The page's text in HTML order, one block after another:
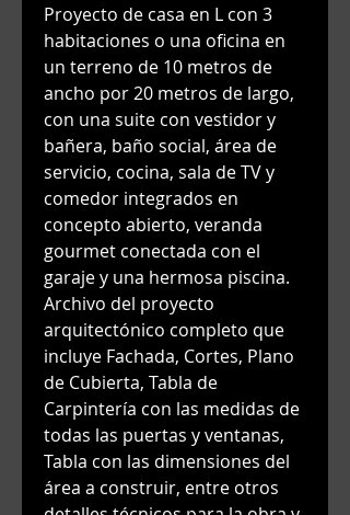
Proyecto de casa en L con 3
habitaciones o una oficina en
un terreno de 10 metros de
ancho por 20 metros de largo,
con una suite con vestidor y
bañera, baño social, área de
servicio, cocina, sala de TV y
comedor integrados en
concepto abierto, veranda
gourmet conectada con el
garaje y una hermosa piscina.
Archivo del proyecto
arquitectónico completo que
incluye Fachada, Cortes, Plano
de Cubierta, Tabla de
Carpintería con las medidas de
todas las puertas y ventanas,
Tabla con las dimensiones del
área a construir, entre otros